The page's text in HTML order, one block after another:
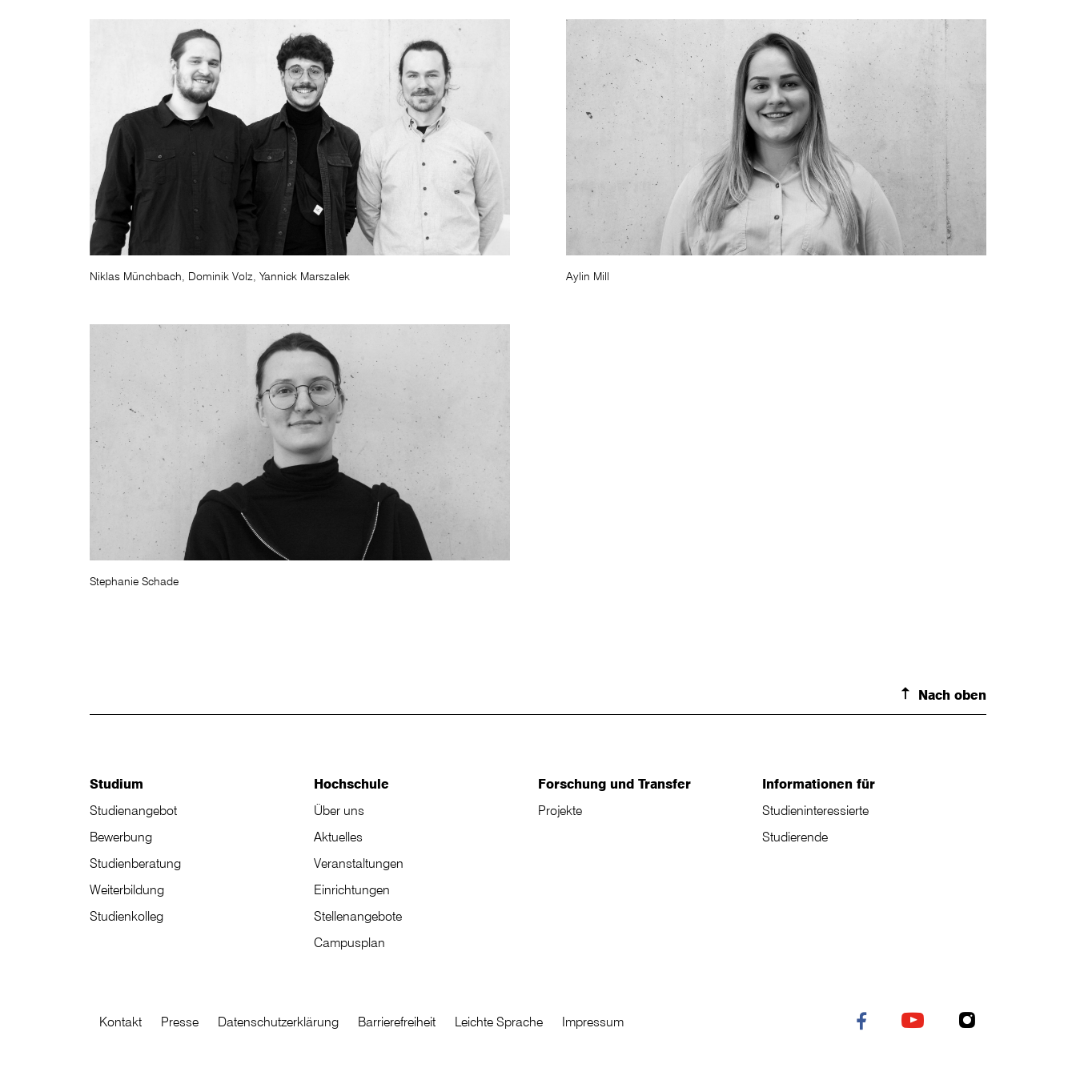
Niklas Münchbach, Dominik Volz, Yannick Marszalek
Stephanie Schade
Aylin Mill
Nach oben
Studium
Studienangebot
Bewerbung
Studienberatung
Weiterbildung
Studienkolleg
Hochschule
Über uns
Aktuelles
Veranstaltungen
Einrichtungen
Stellenangebote
Campusplan
Forschung und Transfer
Projekte
Informationen für
Studieninteressierte
Studierende
Kontakt Presse Datenschutzerklärung Barrierefreiheit Leichte Sprache Impressum